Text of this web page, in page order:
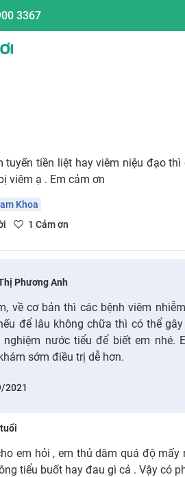
3367
tuyến tiền liệt hay viêm niệu đạo
viêm ạ . Em cảm ơn
Khoa
1 Cảm ơn
Phương Anh
về cơ bản thì các bệnh viêm
để lâu không chữa thì có thể
nghiệm nước tiểu để biết em nhé.
sớm điều trị dễ hơn.
2021
em hỏi , em thủ dâm quá độ
tiểu buốt hay đau gì cả . Vậy có